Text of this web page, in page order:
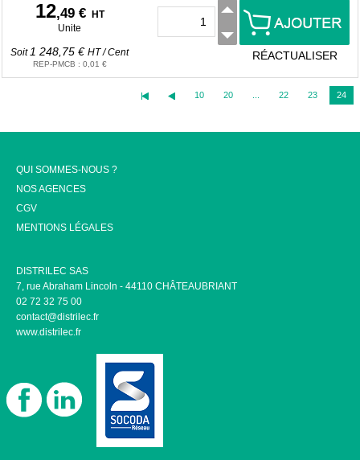
12,49 €
HT
Unite
Soit 1 248,75 € HT/Cent
REP-PMCB : 0,01 €
RÉACTUALISER
10 20 22 23 24
QUI SOMMES-NOUS ?
NOS AGENCES
CGV
MENTIONS LÉGALES
DISTRILEC SAS
7, rue Abraham Lincoln - 44110 CHÂTEAUBRIANT
02 72 32 75 00
contact@distrilec.fr
www.distrilec.fr